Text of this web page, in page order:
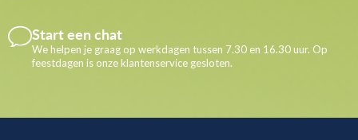
Start een chat
We helpen je graag op werkdagen tussen 7.30 en 16.30 uur. Op
feestdagen is onze klantenservice gesloten.